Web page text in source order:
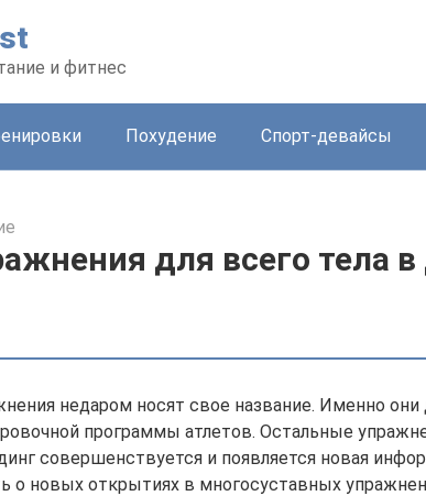
и фитнес
Похудение Спорт-девайсы
для всего тела
недаром носят свое название. Именно
программы атлетов. Остальные
совершенствуется и появляется новая
о новых открытиях в многосуставных